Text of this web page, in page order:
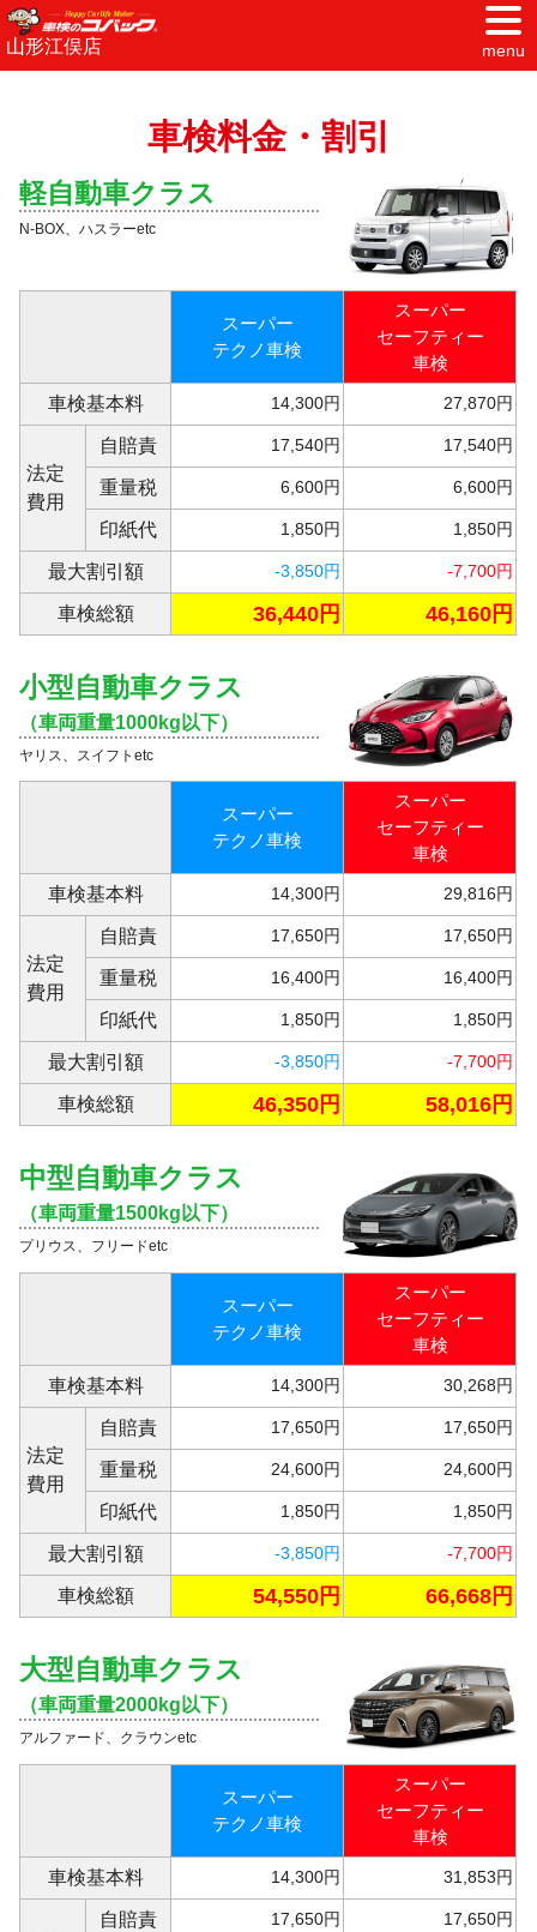
山形江俣店 menu
車検料金・割引
軽自動車クラス
N-BOX、ハスラーetc
スーパー
テクノ車検
スーパー
セーフティー
車検
車検基本料
14,300円 27,870円
法定
費用
自賠責 17,540円 17,540円
重量税 6,600円 6,600円
印紙代 1,850円 1,850円
最大割引額 -3,850円 -7,700円
車検総額 36,440円 46,160円
小型自動車クラス
（車両重量1000kg以下）
ヤリス、スイフトetc
スーパー
テクノ車検
スーパー
セーフティー
車検
車検基本料
14,300円 29,816円
法定
費用
自賠責 17,650円 17,650円
重量税 16,400円 16,400円
印紙代 1,850円 1,850円
最大割引額 -3,850円 -7,700円
車検総額 46,350円 58,016円
中型自動車クラス
（車両重量1500kg以下）
プリウス、フリードetc
スーパー
テクノ車検
スーパー
セーフティー
車検
車検基本料
14,300円 30,268円
法定
費用
自賠責 17,650円 17,650円
重量税 24,600円 24,600円
印紙代 1,850円 1,850円
最大割引額 -3,850円 -7,700円
車検総額 54,550円 66,668円
大型自動車クラス
（車両重量2000kg以下）
アルファード、クラウンetc
スーパー
テクノ車検
スーパー
セーフティー
車検
車検基本料
14,300円 31,853円
自賠責 17,650円 17,650円